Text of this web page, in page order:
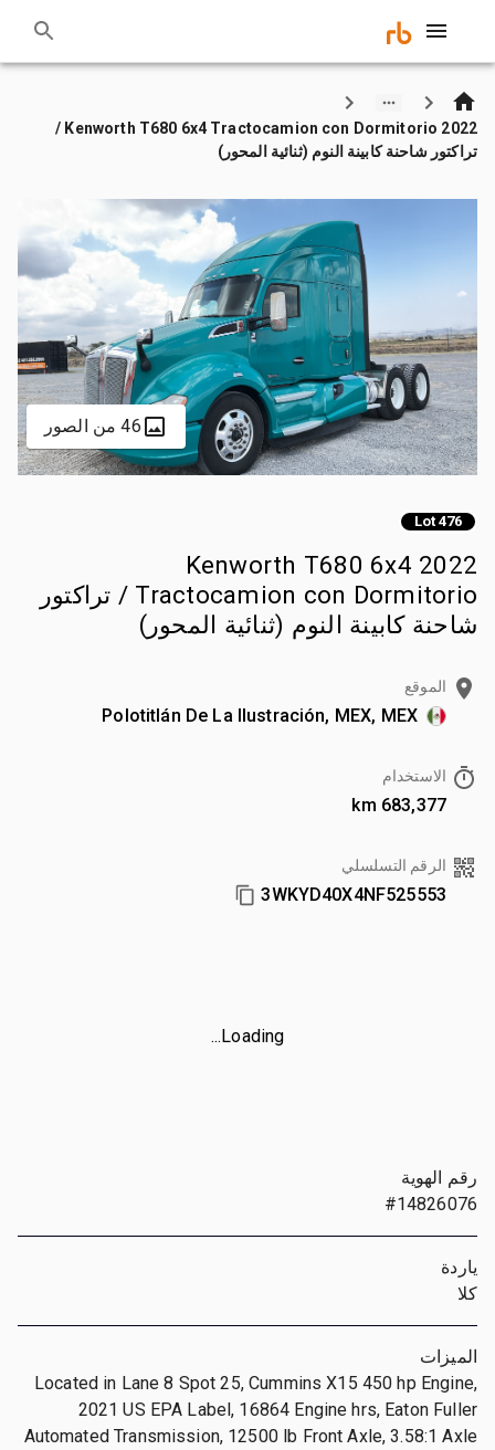
2022 Kenworth T680 6x4 Tractocamion con Dormitorio /
تراكتور شاحنة كابينة النوم (ثنائية المحور)
46 من الصور
Lot 476
2022 Kenworth T680 6x4
Tractocamion con Dormitorio / تراكتور
شاحنة كابينة النوم (ثنائية المحور)
الموقع
Polotitlán De La Ilustración, MEX, MEX
الاستخدام
683,377 km
الرقم التسلسلي
3WKYD40X4NF525553
Loading...
رقم الهوية
#14826076
ياردة
كلا
الميزات
Located in Lane 8 Spot 25, Cummins X15 450 hp Engine,
2021 US EPA Label, 16864 Engine hrs, Eaton Fuller
Automated Transmission, 12500 lb Front Axle, 3.58:1 Axle